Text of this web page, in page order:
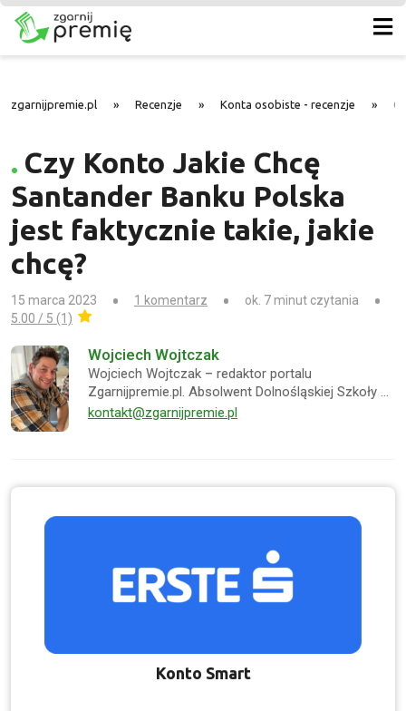
zgarnijpremie.pl » Recenzje » Konta osobiste - recenzje »
Czy Konto Jakie Chcę
Santander Banku Polska
jest faktycznie takie, jakie
chcę?
15 marca 2023 1 komentarz
ok. 7 minut czytania
5.00 / 5 (1)
Wojciech Wojtczak
Wojciech Wojtczak – redaktor portalu
Zgarnijpremie.pl. Absolwent Dolnośląskiej Szkoły …
kontakt@zgarnijpremie.pl
Konto Smart